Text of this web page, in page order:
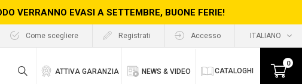
VERRANNO EVASI A SETTEMBRE, BUONE FERIE!
Come scegliere Registrati Accesso
ATTIVA GARANZIA NEWS & VIDEO CATALOGHI
0